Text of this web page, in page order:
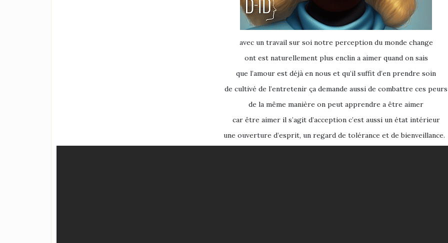
avec un travail sur soi notre perception du monde change
ont est naturellement plus enclin a aimer quand on sais
que l’amour est déjà en nous et qu’il suffit d’en prendre soin
de cultivé de l’entretenir ça demande aussi de combattre ces peurs
de la même manière on peut apprendre a être aimer
car être aimer il s’agit d’acception c’est aussi un état intérieur
une ouverture d’esprit, un regard de tolérance et de